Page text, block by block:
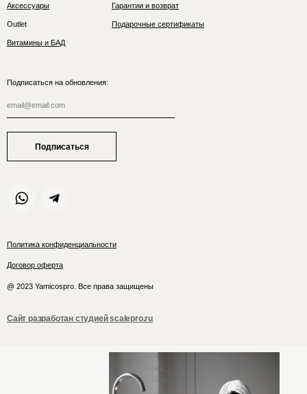
Политика конфиденциальности
Договор оферта
@ 2023 Yamicospro. Все права защищены
Аксессуары
Сайт разработан студией scalepro.ru
Outlet
Витамины и БАД
Гарантии и возврат
Подарочные сертификаты
Подписаться на обновления:
Подписаться